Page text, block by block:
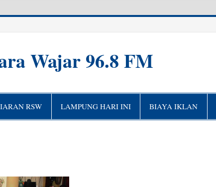
Wajar 96.8 FM
RSW LAMPUNG HARI INI BIAYA IKLAN